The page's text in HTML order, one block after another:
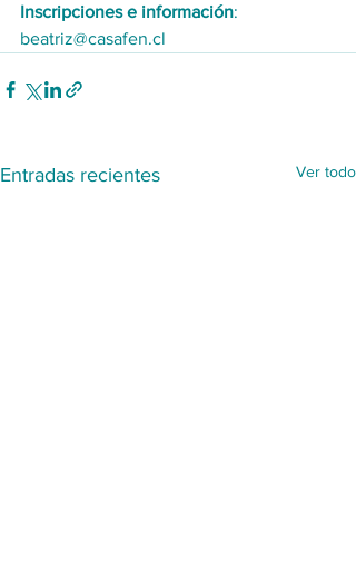
Inscripciones e información:
beatriz@casafen.cl
Entradas recientes Ver todo